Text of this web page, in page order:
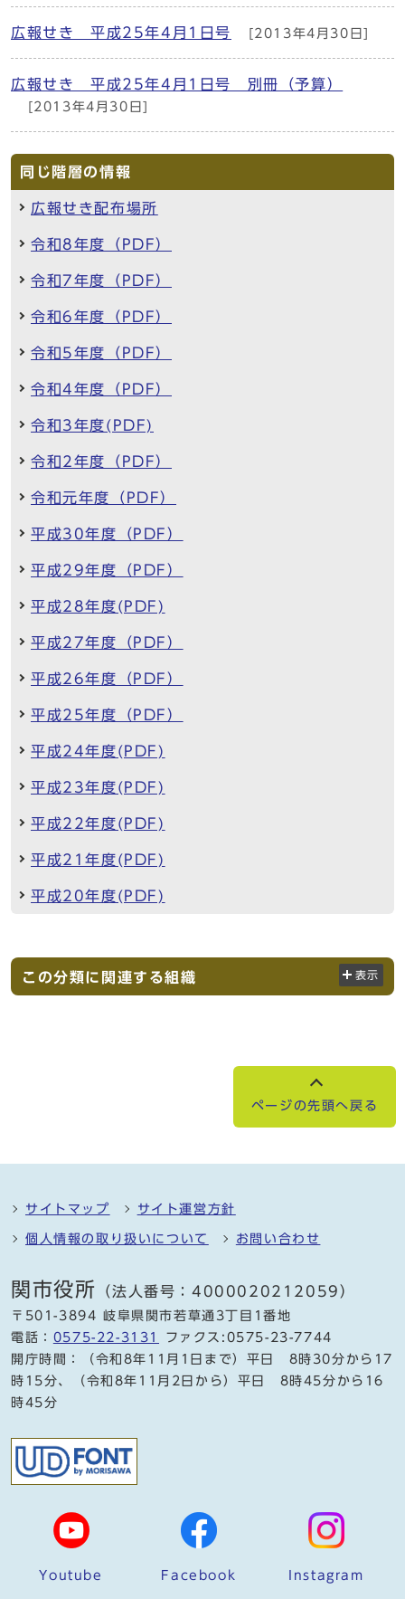
広報せき 平成25年4月1日号 [2013年4月30日]
広報せき 平成25年4月1日号 別冊（予算）
[2013年4月30日]
同じ階層の情報
広報せき配布場所
令和8年度（PDF）
令和7年度（PDF）
令和6年度（PDF）
令和5年度（PDF）
令和4年度（PDF）
令和3年度(PDF)
令和2年度（PDF）
令和元年度（PDF）
平成30年度（PDF）
平成29年度（PDF）
平成28年度(PDF)
平成27年度（PDF）
平成26年度（PDF）
平成25年度（PDF）
平成24年度(PDF)
平成23年度(PDF)
平成22年度(PDF)
平成21年度(PDF)
平成20年度(PDF)
この分類に関連する組織 表示
ページの先頭へ戻る
サイトマップ サイト運営方針
個人情報の取り扱いについて お問い合わせ
関市役所 （法人番号：4000020212059）
〒501-3894 岐阜県関市若草通3丁目1番地
電話： 0575-22-3131
ファクス:0575-23-7744
開庁時間：（令和8年11月1日まで）平日 8時30分から17
時15分、（令和8年11月2日から）平日 8時45分から16
時45分
Youtube Facebook Instagram